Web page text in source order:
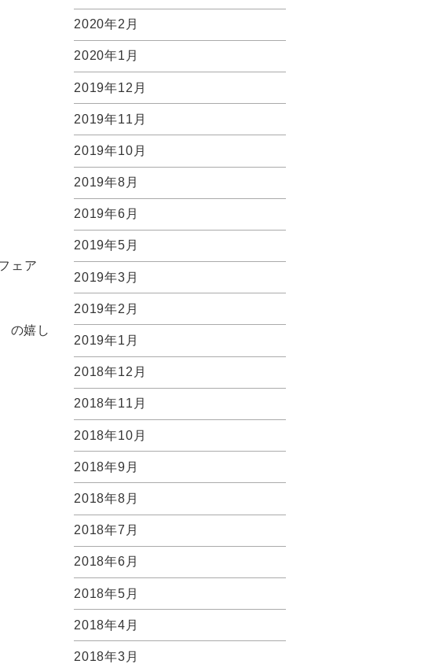
ェア
嬉し
2020年2月
2020年1月
2019年12月
2019年11月
2019年10月
2019年8月
2019年6月
2019年5月
2019年3月
2019年2月
2019年1月
2018年12月
2018年11月
2018年10月
2018年9月
2018年8月
2018年7月
2018年6月
2018年5月
2018年4月
2018年3月